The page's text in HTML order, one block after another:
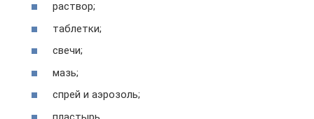
раствор;
таблетки;
свечи;
мазь;
спрей и аэрозоль;